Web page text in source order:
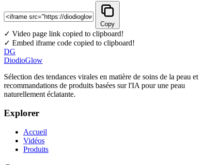
Copy
✓ Video page link copied to clipboard!
✓ Embed iframe code copied to clipboard!
DG
DiodioGlow
Sélection des tendances virales en matière de soins de la peau et
recommandations de produits basées sur l'IA pour une peau
naturellement éclatante.
Explorer
Accueil
Vidéos
Produits